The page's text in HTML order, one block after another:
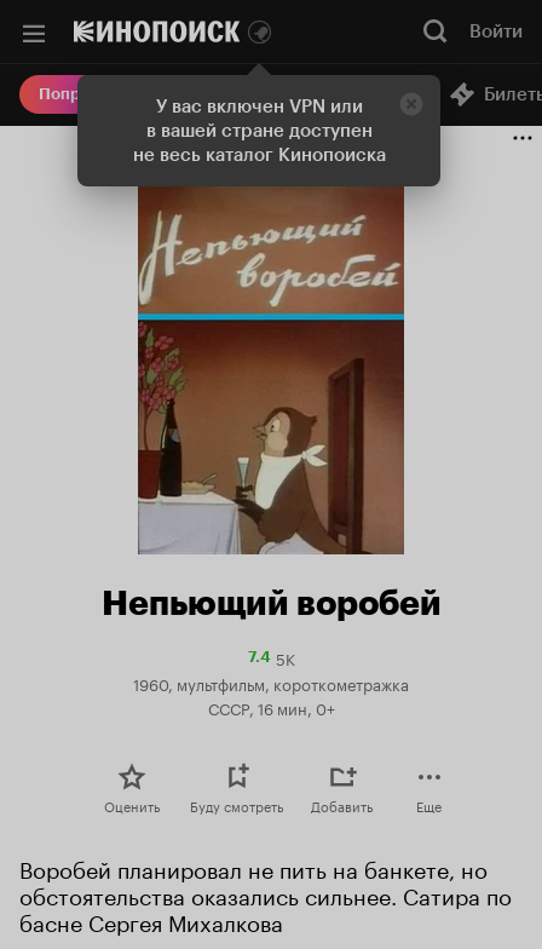
У вас включен VPN или
в вашей стране доступен
не весь каталог Кинопоиска
Войти
Попробовать Плюс Онлайн-кинотеатр
Непьющий воробей
7.4Рейтинг
7.4
5K
1960, мультфильм, короткометражка
СССР, 16 мин, 0+
Оценить Буду смотреть Добавить Еще
Воробей планировал не пить на банкете, но
обстоятельства оказались сильнее. Сатира по
басне Сергея Михалкова